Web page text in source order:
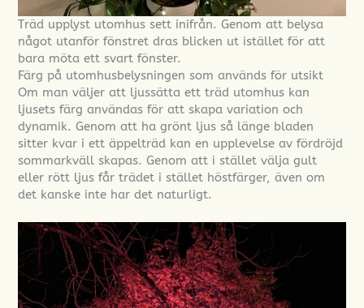
Träd upplyst utomhus sett inifrån. Genom att belysa
något utanför fönstret dras blicken ut istället för att
bara möta ett svart fönster.
Färg på utomhusbelysningen som används för utsikt
Om man väljer att ljussätta ett träd utomhus kan
ljusets färg användas för att skapa variation och
dynamik. Genom att ha grönt ljus så länge bladen
sitter kvar i ett äppelträd kan en upplevelse av fördröjd
sommarkväll skapas. Genom att i stället välja gult
eller rött ljus får trädet i stället höstfärger, även om
det kanske inte har det naturligt.